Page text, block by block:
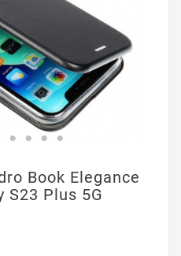
Book Elegance
S23 Plus 5G